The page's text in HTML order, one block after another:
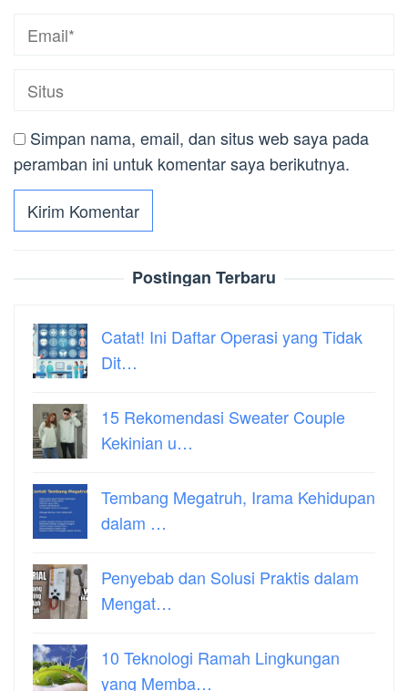
Simpan nama, email, dan situs web saya pada
peramban ini untuk komentar saya berikutnya.
Postingan Terbaru
Catat! Ini Daftar Operasi yang Tidak
Dit…
15 Rekomendasi Sweater Couple
Kekinian u…
Tembang Megatruh, Irama Kehidupan
dalam …
Penyebab dan Solusi Praktis dalam
Mengat…
10 Teknologi Ramah Lingkungan
yang Memba…